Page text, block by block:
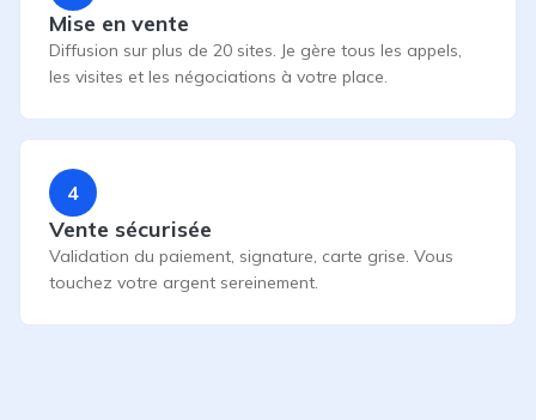
Mise en vente
Diffusion sur plus de 20 sites. Je gère tous les appels,
les visites et les négociations à votre place.
4
Vente sécurisée
Validation du paiement, signature, carte grise. Vous
touchez votre argent sereinement.